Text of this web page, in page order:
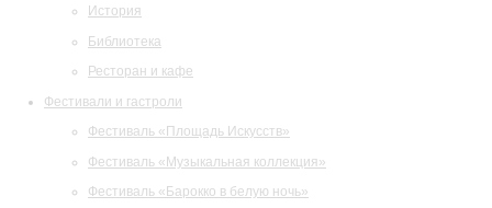
История
Библиотека
Ресторан и кафе
Фестивали и гастроли
Фестиваль «Площадь Искусств»
Фестиваль «Музыкальная коллекция»
Фестиваль «Барокко в белую ночь»